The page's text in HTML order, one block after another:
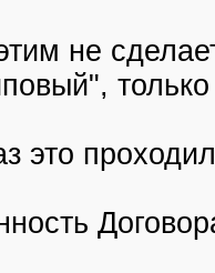
не
только
это